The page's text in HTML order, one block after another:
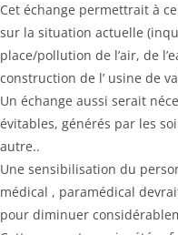
Cet échange permettrait à
sur la situation actuelle
place/pollution de l’air, de
construction de l’ usine de
Un échange aussi serait
évitables, générés par les
autre..
Une sensibilisation du
médical , paramédical
pour diminuer